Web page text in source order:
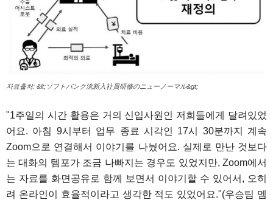
자료출처: &lt;ソフトバンク流新入社員研修のニューノーマル&gt;
"1주일의 시간 활용은 거의 신입사원인 저희들에게 달려있었
어요. 아침 9시부터 업무 종료 시각인 17시 30분까지 계속
Zoom으로 연결해서 이야기를 나눴어요. 실제로 만난 것보다
는 대화의 템포가 조금 나빠지는 경우도 있었지만, Zoom에서
는 자료를 화면공유로 함께 보면서 이야기할 수 있어서, 오히
려 온라인이 효율적이라고 생각한 적도 있었어요."(우승팀 멤